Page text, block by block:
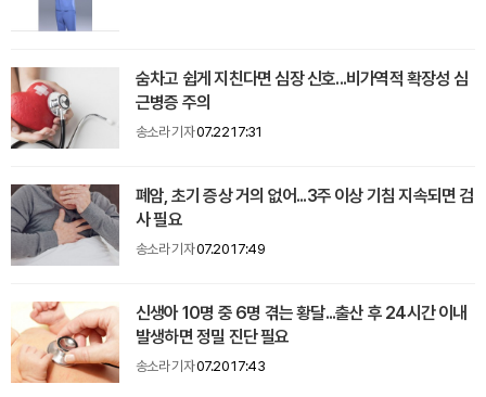
숨차고 쉽게 지친다면 심장 신호...비가역적 확장성 심
근병증 주의
송소라 기자07.22 17:31
폐암, 초기 증상 거의 없어...3주 이상 기침 지속되면 검
사 필요
송소라 기자07.20 17:49
신생아 10명 중 6명 겪는 황달...출산 후 24시간 이내
발생하면 정밀 진단 필요
송소라 기자07.20 17:43